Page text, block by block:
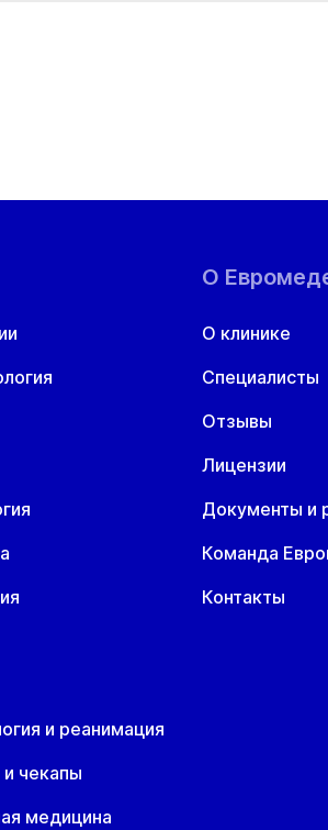
и реанимация
чекапы
медицина
О
О клинике
Специалисты
Отзывы
Лицензии
Документы и
Команда
Контакты